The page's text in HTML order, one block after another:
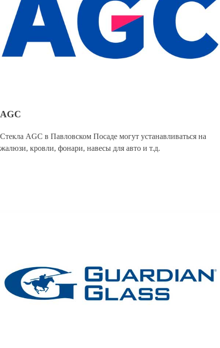
AGC
Стекла AGC в Павловском Посаде могут устанавливаться на
жалюзи, кровли, фонари, навесы для авто и т.д.